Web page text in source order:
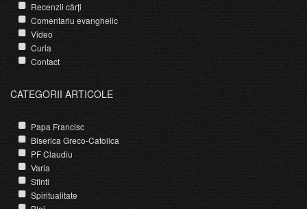
Recenzii cărți
Comentariu evanghelic
Video
Curia
Contact
CATEGORII ARTICOLE
Papa Francisc
Biserica Greco-Catolica
PF Claudiu
Varia
Sfinti
Spiritualitate